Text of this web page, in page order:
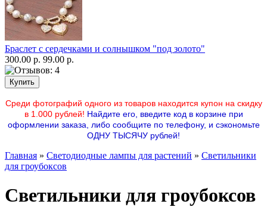
Браслет с сердечками и солнышком "под золото"
300.00 р. 99.00 р.
Среди фотографий одного из товаров находится купон на скидку
в 1.000 рублей! Найдите его, введите код в корзине при
оформлении заказа, либо сообщите по телефону, и сэкономьте
ОДНУ ТЫСЯЧУ рублей!
Главная » Светодиодные лампы для растений » Светильники
для гроубоксов
Светильники для гроубоксов